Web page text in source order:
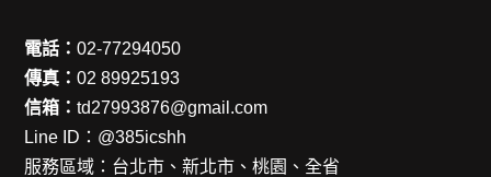
電話：02-77294050
傳真：02 89925193
信箱：td27993876@gmail.com
Line ID： @385icshh
服務區域： 台北市、新北市、桃園、全省